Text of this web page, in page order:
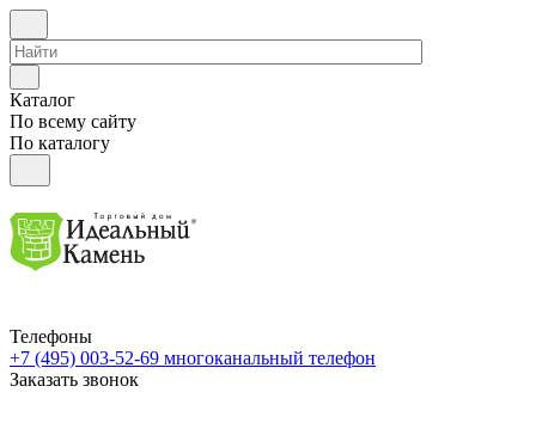
Каталог
По всему сайту
По каталогу
Телефоны
+7 (495) 003-52-69 многоканальный телефон
Заказать звонок